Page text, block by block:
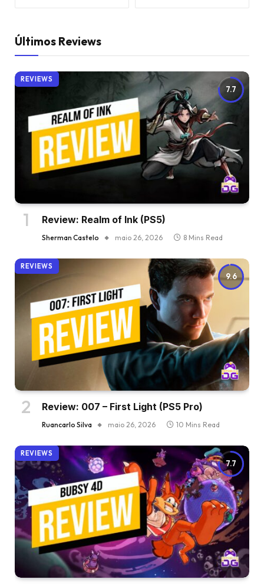
Últimos Reviews
7.7
REVIEWS
Review: Realm of Ink (PS5)
Sherman Castelo maio 26, 2026 8 Mins Read
9.6
REVIEWS
Review: 007 – First Light (PS5 Pro)
Ruancarlo Silva maio 26, 2026 10 Mins Read
7.7
REVIEWS